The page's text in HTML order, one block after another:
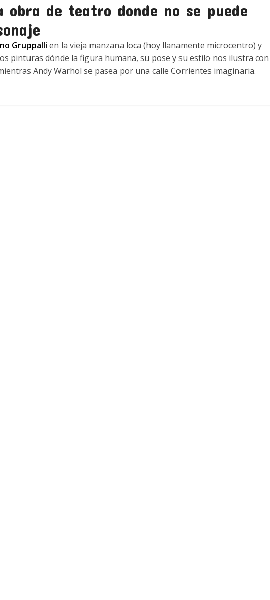
obra de teatro donde no se puede
Gruppalli en la vieja manzana loca (hoy llanamente microcentro) y
pinturas dónde la figura humana, su pose y su estilo nos ilustra con
Andy Warhol se pasea por una calle Corrientes imaginaria.